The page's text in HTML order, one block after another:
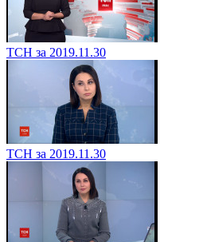
ТСН за 2019.11.30
ТСН за 2019.11.30